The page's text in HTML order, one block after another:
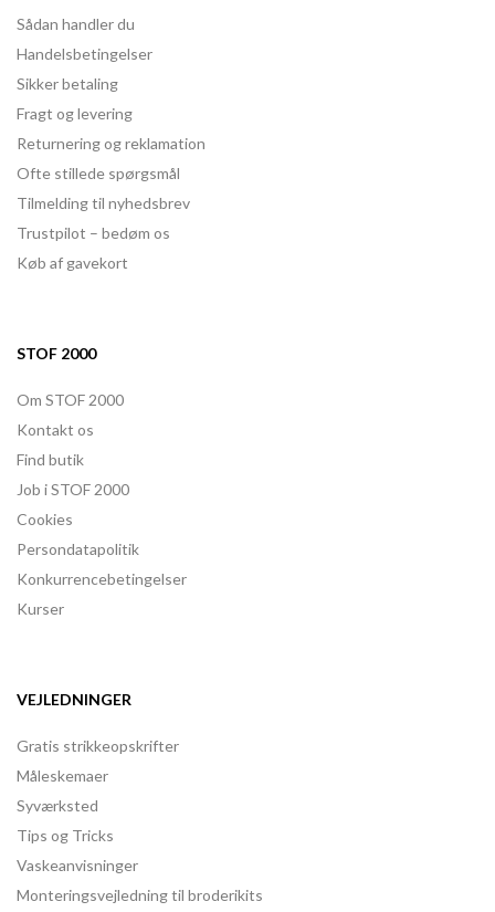
Sådan handler du
Handelsbetingelser
Sikker betaling
Fragt og levering
Returnering og reklamation
Ofte stillede spørgsmål
Tilmelding til nyhedsbrev
Trustpilot – bedøm os
Køb af gavekort
STOF 2000
Om STOF 2000
Kontakt os
Find butik
Job i STOF 2000
Cookies
Persondatapolitik
Konkurrencebetingelser
Kurser
VEJLEDNINGER
Gratis strikkeopskrifter
Måleskemaer
Syværksted
Tips og Tricks
Vaskeanvisninger
Monteringsvejledning til broderikits